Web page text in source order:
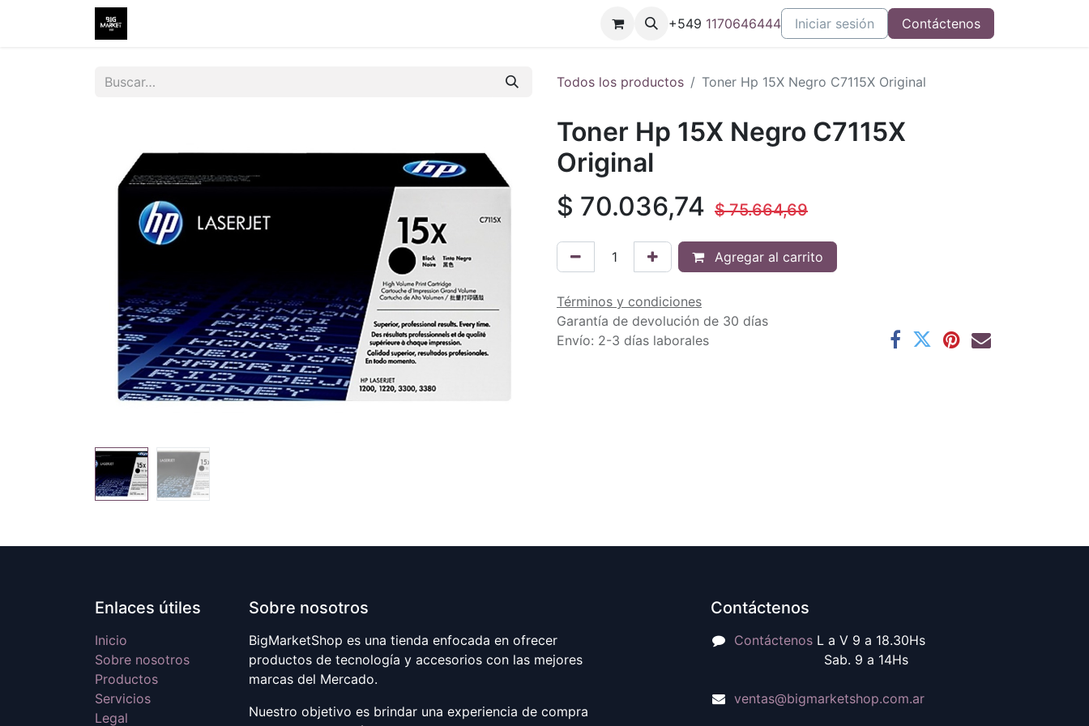
+549 1170646444 Iniciar sesión Contáctenos
Todos los productos Toner Hp 15X Negro C7115X Original
Toner Hp 15X Negro C7115X
Original
$ 70.036,74 $75.664,69
Agregar al carrito
Términos y condiciones
Garantía de devolución de 30 días
Envío: 2-3 días laborales
Enlaces útiles
Inicio
Sobre nosotros
Productos
Servicios
Legal
Sobre nosotros
BigMarketShop es una tienda enfocada en ofrecer
productos de tecnología y accesorios con las mejores
marcas del Mercado.
Nuestro objetivo es brindar una experiencia de compra
Contáctenos
ContáctenosL a V 9 a 18.30Hs
Sab. 9 a 14Hs
ventas@bigmarketshop.com.ar